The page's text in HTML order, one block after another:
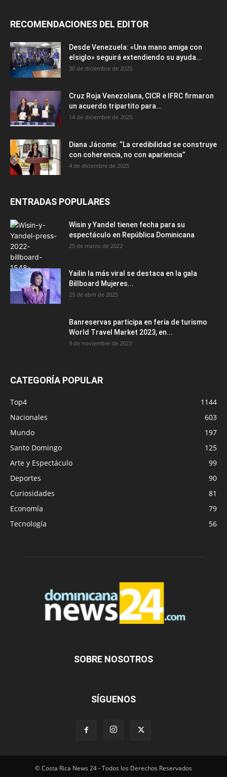
RECOMENDACIONES DEL EDITOR
Desde Venezuela: «Una mano amiga con
elsiglo» seguirá extendiendo su ayuda...
30 de diciembre de 2025
Cruz Roja Venezolana, CICR e IFRC firmaron
un acuerdo tripartito para...
14 de diciembre de 2025
Diana Jácome: “La credibilidad se construye
con coherencia, no con apariencia”
4 de diciembre de 2025
ENTRADAS POPULARES
Wisin y Yandel tienen fecha para su
espectáculo en República Dominicana
25 de marzo de 2022
Yailin la más viral se destaca en la gala
Billboard Mujeres...
25 de abril de 2025
Banreservas participa en feria de turismo
World Travel Market 2023, en...
9 de noviembre de 2023
CATEGORÍA POPULAR
Top4
1144
Nacionales
603
Mundo
197
Santo Domingo
125
Arte y Espectáculo
99
Deportes
90
Curiosidades
81
Economía
79
Tecnología
56
SOBRE NOSOTROS
SÍGUENOS
© Costa Rica News 24 - Todos los Derechos Reservados